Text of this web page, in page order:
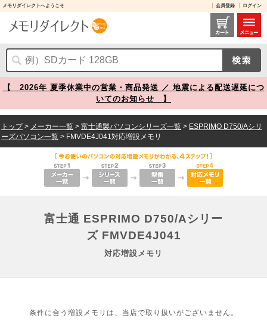
メモリダイレクトへようこそ 会員登録 ログイン
富士通 ESPRIMO D750/Aシリーズ FMVDE4J041 対応増設メモリ メモリダイレクト
【 2026年 夏季休業中の営業・商品発送 ／ 地震による配送遅延につ
いてのお知らせ 】
トップ> メーカー一覧 > 富士通製パソコンシリーズ一覧 > ESPRIMO D750/Aシリ
ーズパソコン一覧 > FMVDE4J041対応増設メモリ
富士通 ESPRIMO D750/Aシリー
ズ FMVDE4J041
対応増設メモリ
条件に合う増設メモリは、当店で取り扱いがございません。